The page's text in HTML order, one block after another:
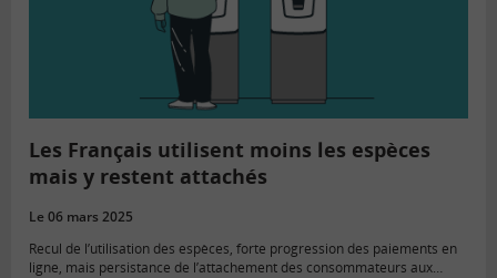
Les Français utilisent moins les espèces
mais y restent attachés
Le 06 mars 2025
Recul de l’utilisation des espèces, forte progression des paiements en
ligne, mais persistance de l’attachement des consommateurs aux